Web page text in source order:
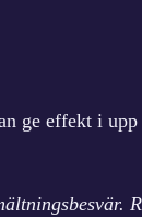
ge effekt i